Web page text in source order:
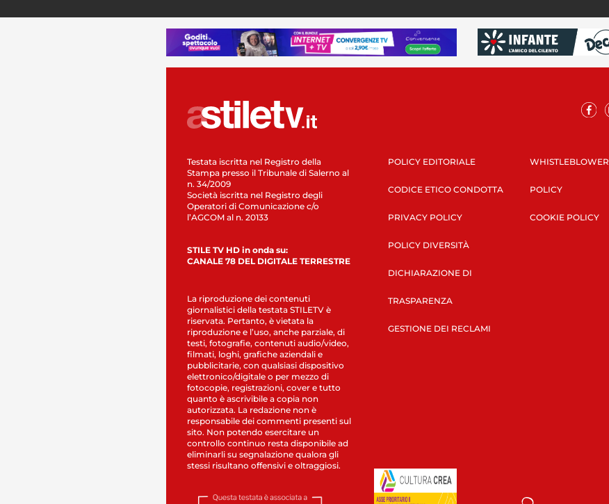
Testata iscritta nel Registro della
Stampa presso il Tribunale di Salerno al
n. 34/2009
Società iscritta nel Registro degli
Operatori di Comunicazione c/o
l’AGCOM al n. 20133
STILE TV HD in onda su:
CANALE 78 DEL DIGITALE TERRESTRE
La riproduzione dei contenuti
giornalistici della testata STILETV è
riservata. Pertanto, è vietata la
riproduzione e l’uso, anche parziale, di
testi, fotografie, contenuti audio/video,
filmati, loghi, grafiche aziendali e
pubblicitarie, con qualsiasi dispositivo
elettronico/digitale o per mezzo di
fotocopie, registrazioni, cover e tutto
quanto è ascrivibile a copia non
autorizzata. La redazione non è
responsabile dei commenti presenti sul
sito. Non potendo esercitare un
controllo continuo resta disponibile ad
eliminarli su segnalazione qualora gli
stessi risultano offensivi e oltraggiosi.
POLICY EDITORIALE
CODICE ETICO CONDOTTA
PRIVACY POLICY
POLICY DIVERSITÀ
DICHIARAZIONE DI
TRASPARENZA
GESTIONE DEI RECLAMI
WHISTLEBLOWER
POLICY
COOKIE POLICY